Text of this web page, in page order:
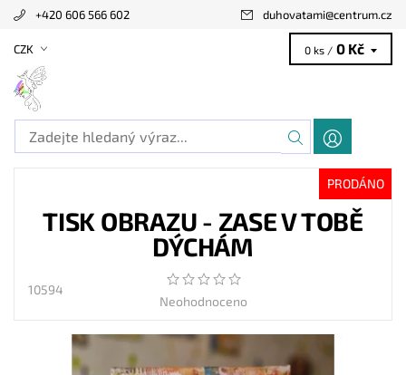
+420 606 566 602 duhovatami@centrum.cz
CZK 0 ks / 0 Kč
PRODÁNO
TISK OBRAZU - ZASE V TOBĚ
DÝCHÁM
10594
Neohodnoceno